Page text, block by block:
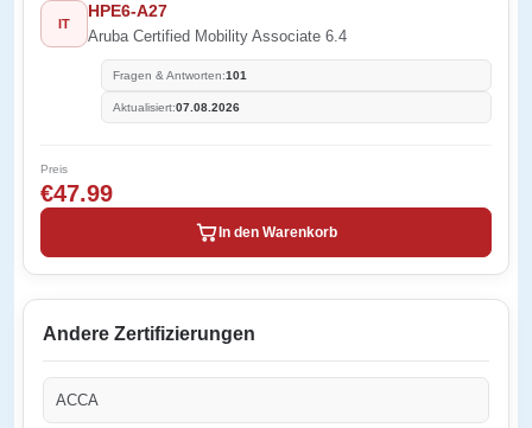
IT
HPE6-A27
Aruba Certified Mobility Associate 6.4
Fragen & Antworten:101
Aktualisiert:07.08.2026
Preis
€47.99
In den Warenkorb
Andere Zertifizierungen
ACCA